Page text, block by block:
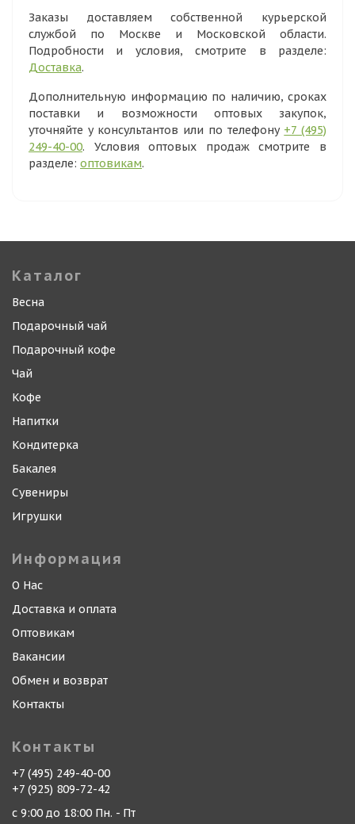
Заказы доставляем собственной курьерской
службой по Москве и Московской области.
Подробности и условия, смотрите в разделе:
Доставка.
Дополнительную информацию по наличию, сроках
поставки и возможности оптовых закупок,
уточняйте у консультантов или по телефону +7 (495)
249-40-00. Условия оптовых продаж смотрите в
разделе: оптовикам.
Каталог
Весна
Подарочный чай
Подарочный кофе
Чай
Кофе
Напитки
Кондитерка
Бакалея
Сувениры
Игрушки
Информация
О Нас
Доставка и оплата
Оптовикам
Вакансии
Обмен и возврат
Контакты
Контакты
+7 (495) 249-40-00
+7 (925) 809-72-42
с 9:00 до 18:00 Пн. - Пт